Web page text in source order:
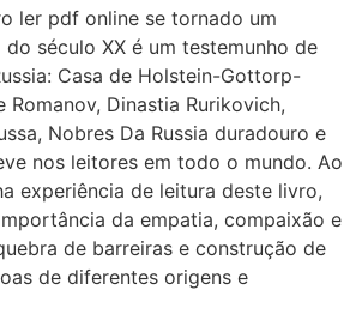
ler pdf online se tornado um
século XX é um testemunho de
Casa de Holstein-Gottorp-
Romanov, Dinastia Rurikovich,
Nobres Da Russia duradouro e
nos leitores em todo o mundo. Ao
experiência de leitura deste livro,
da empatia, compaixão e
de barreiras e construção de
de diferentes origens e